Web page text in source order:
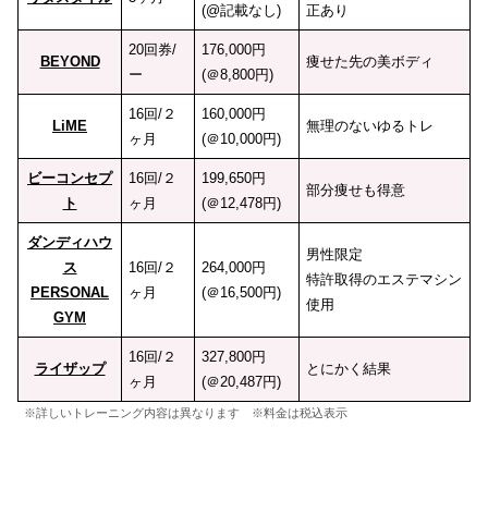
(@記載なし)
正あり
BEYOND
20回券/
ー
176,000円
(＠8,800円)
痩せた先の美ボディ
LiME
16回/２
ヶ月
160,000円
(＠10,000円)
無理のないゆるトレ
ビーコンセプ
ト
16回/２
ヶ月
199,650円
(＠12,478円)
部分痩せも得意
ダンディハウ
ス
PERSONAL
GYM
16回/２
ヶ月
264,000円
(＠16,500円)
男性限定
特許取得のエステマシン
使用
ライザップ
16回/２
ヶ月
327,800円
(＠20,487円)
とにかく結果
※詳しいトレーニング内容は異なります ※料金は税込表示